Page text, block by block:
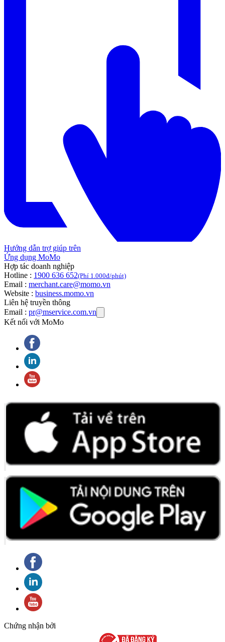
Hướng dẫn trợ giúp trên
Ứng dụng MoMo
Hợp tác doanh nghiệp
Hotline : 1900 636 652(Phí 1.000đ/phút)
Email : merchant.care@momo.vn
Website : business.momo.vn
Liên hệ truyền thông
Email : pr@mservice.com.vn
Kết nối với MoMo
Chứng nhận bởi